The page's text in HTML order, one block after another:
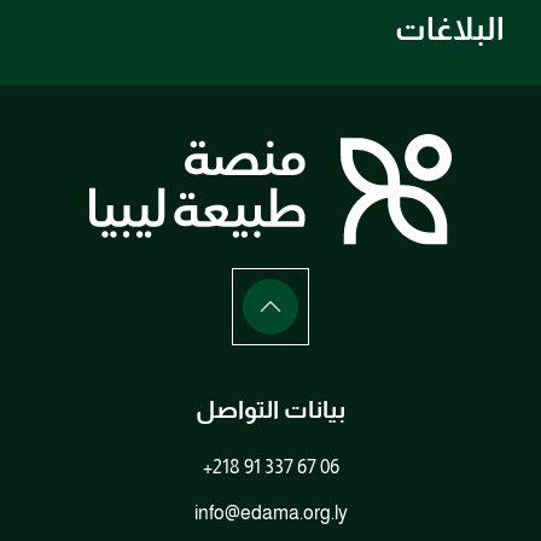
البلاغات
بيانات التواصل
+218 91 337 67 06
info@edama.org.ly